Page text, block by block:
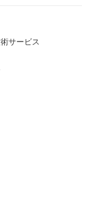
サービス